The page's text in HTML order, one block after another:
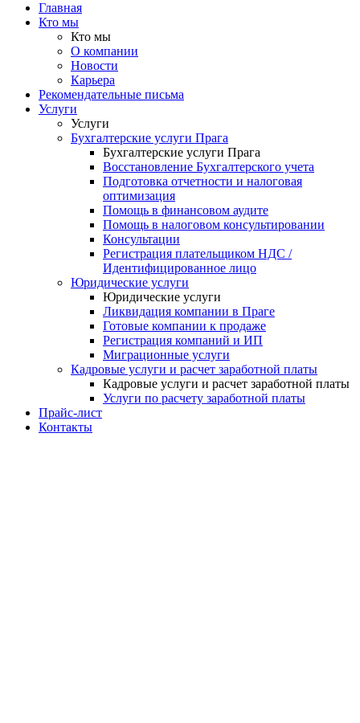
Главная
Кто мы
Кто мы
О компании
Новости
Карьера
Рекомендательные письма
Услуги
Услуги
Бухгалтерские услуги Прага
Бухгалтерские услуги Прага
Восстановление Бухгалтерского учета
Подготовка отчетности и налоговая
оптимизация
Помощь в финансовом аудите
Помощь в налоговом консультировании
Консультации
Регистрация плательщиком НДС /
Идентифицированное лицо
Юридические услуги
Юридические услуги
Ликвидация компании в Праге
Готовые компании к продаже
Регистрация компаний и ИП
Миграционные услуги
Кадровые услуги и расчет заработной платы
Кадровые услуги и расчет заработной платы
Услуги по расчету заработной платы
Прайс-лист
Контакты